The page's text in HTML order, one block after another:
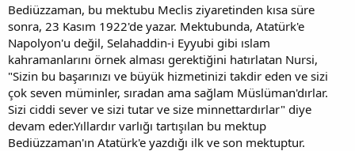
Bediüzzaman, bu mektubu Meclis ziyaretinden kısa süre
sonra, 23 Kasım 1922'de yazar. Mektubunda, Atatürk'e
Napolyon'u değil, Selahaddin-i Eyyubi gibi ıslam
kahramanlarını örnek alması gerektiğini hatırlatan Nursi,
"Sizin bu başarınızı ve büyük hizmetinizi takdir eden ve sizi
çok seven müminler, sıradan ama sağlam Müslüman'dırlar.
Sizi ciddi sever ve sizi tutar ve size minnettardırlar" diye
devam eder.Yıllardır varlığı tartışılan bu mektup
Bediüzzaman'ın Atatürk'e yazdığı ilk ve son mektuptur.